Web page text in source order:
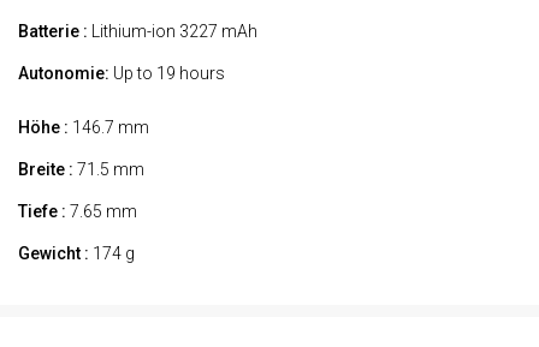
Batterie : Lithium-ion 3227 mAh
Autonomie: Up to 19 hours
Höhe : 146.7 mm
Breite : 71.5 mm
Tiefe : 7.65 mm
Gewicht : 174 g